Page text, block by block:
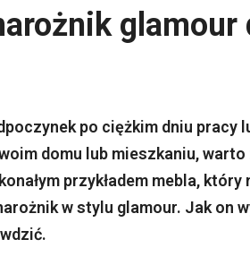
glamour
po ciężkim dniu pracy
domu lub mieszkaniu,
przykładem mebla, który
w stylu glamour. Jak on